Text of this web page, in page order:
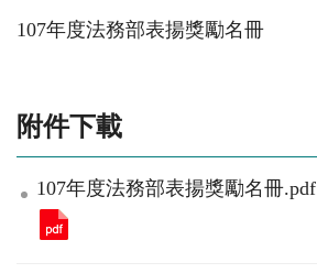
107年度法務部表揚獎勵名冊
附件下載
107年度法務部表揚獎勵名冊.pdf